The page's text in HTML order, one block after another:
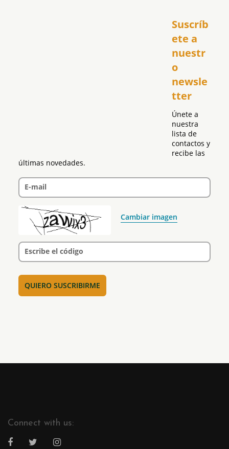
Suscríb
ete a
nuestr
o
newsle
tter
Únete a
nuestra
lista de
contactos y
recibe las
últimas novedades.
E-mail
Cambiar imagen
Escribe el código
Connect with us: